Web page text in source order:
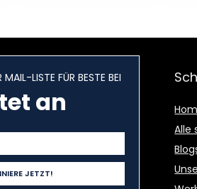
MAIL-LISTE FÜR BESTE BEI
an
Alle